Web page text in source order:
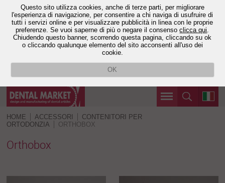
Questo sito utilizza cookies, anche di terze parti, per migliorare
l'esperienza di navigazione, per consentire a chi naviga di usufruire di
tutti i servizi online e per visualizzare pubblicità in linea con le proprie
preferenze. Se vuoi saperne di più o negare il consensoclicca qui
Chiudendo questo banner, scorrendo questa pagina, cliccando su ok
o cliccando qualunque elemento del sito acconsenti all'uso dei
cookie.
OK
HOME ACCESSORI
CONTENITORI PER
ORTODONZIA
ORTHOBOX
Orthobox